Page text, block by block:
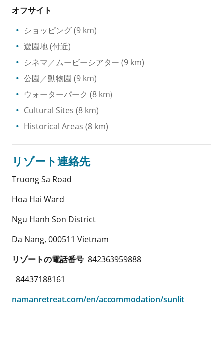
オフサイト
ショッピング(9 km)
遊園地(付近)
シネマ／ムービーシアター (9 km)
公園／動物園 (9 km)
ウォーターパーク (8 km)
Cultural Sites (8 km)
Historical Areas (8 km)
リゾート連絡先
Truong Sa Road
Hoa Hai Ward
Ngu Hanh Son District
Da Nang, 000511 Vietnam
リゾートの電話番号 842363959888
84437188161
namanretreat.com/en/accommodation/sunlit